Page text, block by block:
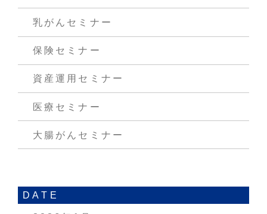
乳がんセミナー
保険セミナー
資産運用セミナー
医療セミナー
大腸がんセミナー
DATE